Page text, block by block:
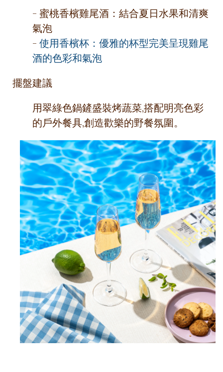
- 蜜桃香檳雞尾酒：結合夏日水果和清爽
氣泡
- 使用香檳杯：優雅的杯型完美呈現雞尾
酒的色彩和氣泡
擺盤建議
用翠綠色鍋鏟盛裝烤蔬菜,搭配明亮色彩
的戶外餐具,創造歡樂的野餐氛圍。